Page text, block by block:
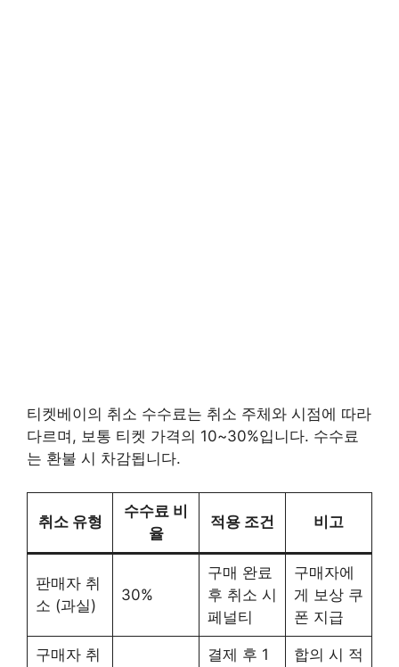
티켓베이의 취소 수수료는 취소 주체와 시점에 따라
다르며, 보통 티켓 가격의 10~30%입니다. 수수료
는 환불 시 차감됩니다.
취소 유형
수수료 비
율
적용 조건 비고
판매자 취
소 (과실)
30%
구매 완료
후 취소 시
페널티
구매자에
게 보상 쿠
폰 지급
구매자 취
결제 후 1
합의 시 적